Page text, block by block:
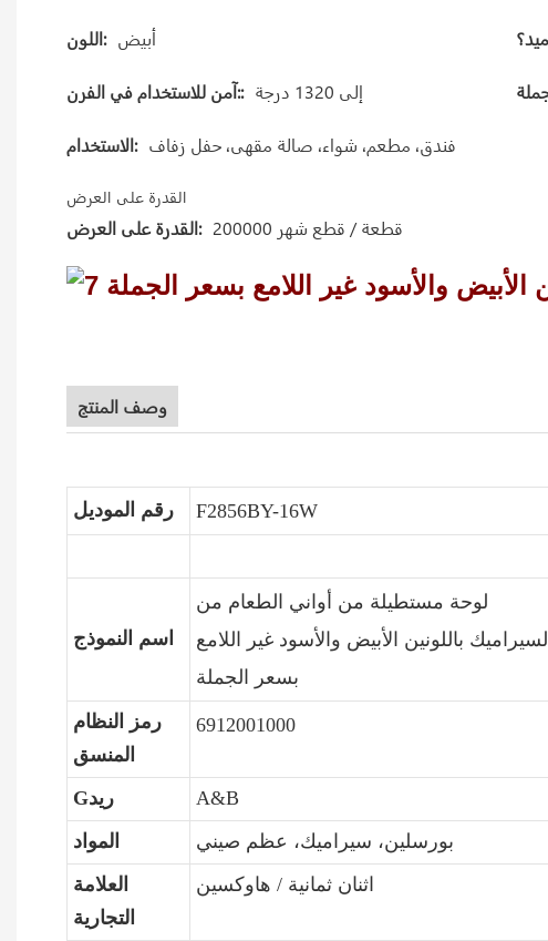
اللون: أبيض
آمن للاستخدام في الفرن:: إلى 1320 درجة
الاستخدام: فندق، مطعم، شواء، صالة مقهى، حفل زفاف
القدرة على العرض
القدرة على العرض: 200000 قطعة / قطع شهر
وصف المنتج
رقم الموديل F2856BY-16W
اسم النموذج
لوحة مستطيلة من أواني الطعام من
السيراميك باللونين الأبيض والأسود غير اللامع
بسعر الجملة
رمز النظام
المنسق
6912001000
Gريد
A&B
المواد
بورسلين، سيراميك، عظم صيني
العلامة
التجارية
اثنان ثمانية / هاوكسين